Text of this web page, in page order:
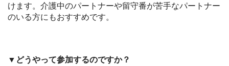
けます。介護中のパートナーや留守番が苦手なパートナー
のいる方にもおすすめです。
▼どうやって参加するのですか？